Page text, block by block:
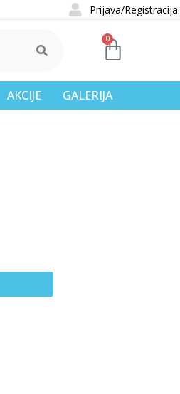
Prijava/Registracija
0
AKCIJE GALERIJA